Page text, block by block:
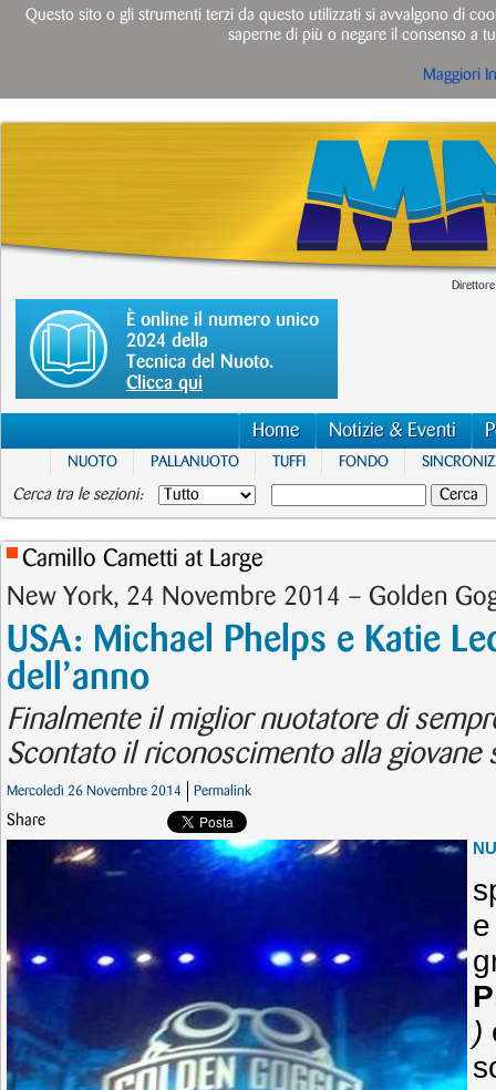
È online il numero unico
2024 della
Tecnica del Nuoto.
Clicca qui
Home Notizie & Eventi
NUOTO PALLANUOTO TUFFI FONDO
Cerca tra le sezioni:
Camillo Cametti at Large
New York, 24 Novembre 2014 – Golden
USA: Michael Phelps e Katie
dell’anno
Finalmente il miglior nuotatore di
Scontato il riconoscimento alla giovane
Mercoledì 26 Novembre 2014 Permalink
Share
)
Questo sito o gli strumenti terzi da questo utilizzati si avvalgono di
saperne di più o negare il consenso a
Maggiori